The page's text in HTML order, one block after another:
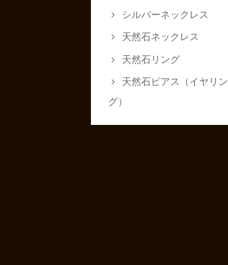
シルバーネックレス
天然石ネックレス
天然石リング
天然石ピアス（イヤリン
グ）